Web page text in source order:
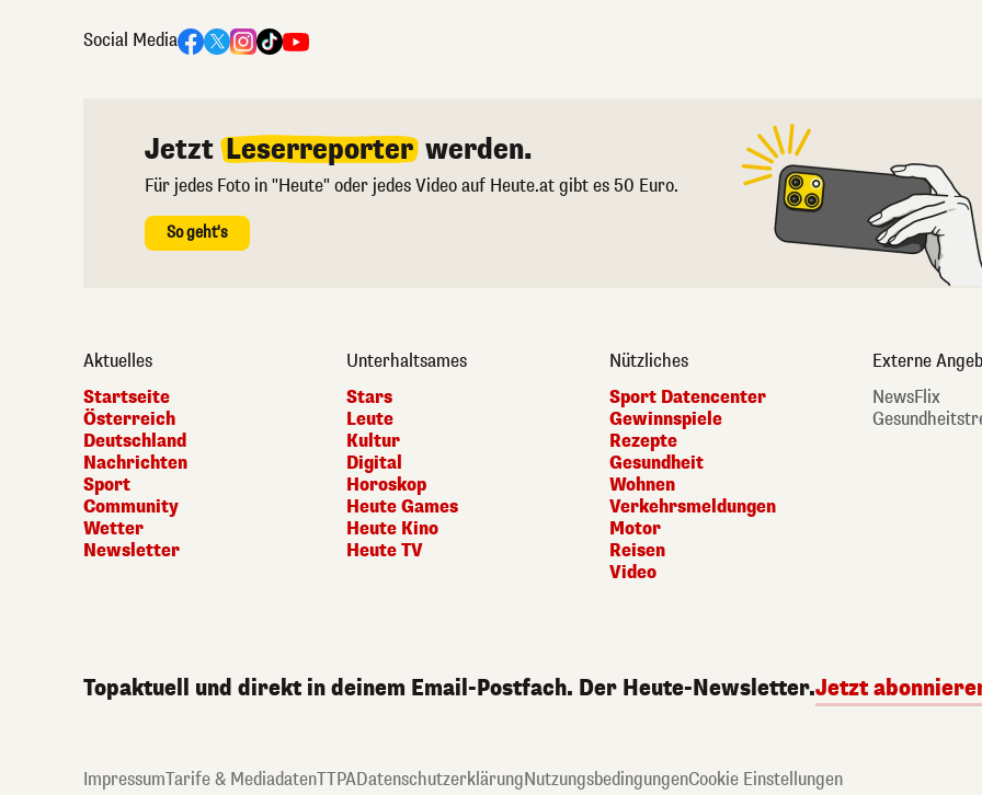
Social Media
Jetzt Leserreporter werden.
Für jedes Foto in "Heute" oder jedes Video auf Heute.at gibt es 50 Euro.
So geht's
Aktuelles
Startseite
Österreich
Deutschland
Nachrichten
Sport
Community
Wetter
Newsletter
Unterhaltsames
Stars
Leute
Kultur
Digital
Horoskop
Heute Games
Heute Kino
Heute TV
Nützliches
Sport Datencenter
Gewinnspiele
Rezepte
Gesundheit
Wohnen
Verkehrsmeldungen
Motor
Reisen
Video
Externe
NewsFlix
Topaktuell und direkt in deinem Email-Postfach. Der Heute-Newsletter.Jetzt
ImpressumTarife & MediadatenTTPADatenschutzerklärungNutzungsbedingungenCookie Einstellungen